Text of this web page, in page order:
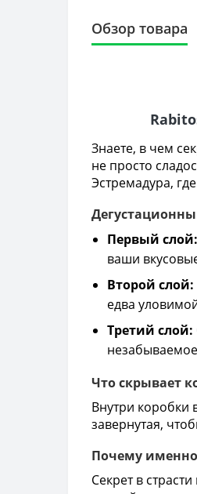
Обзор товара
Знаете, в чем
не просто
Эстремадура,
Первый слой:
ваши
Второй слой:
едва
Третий слой:
Что скрывает
Внутри коробки
завернутая,
Почему именно
Секрет в